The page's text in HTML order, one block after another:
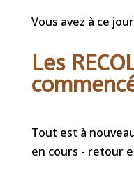
Vous avez à ce
Les
Tout est à
en cours - retour